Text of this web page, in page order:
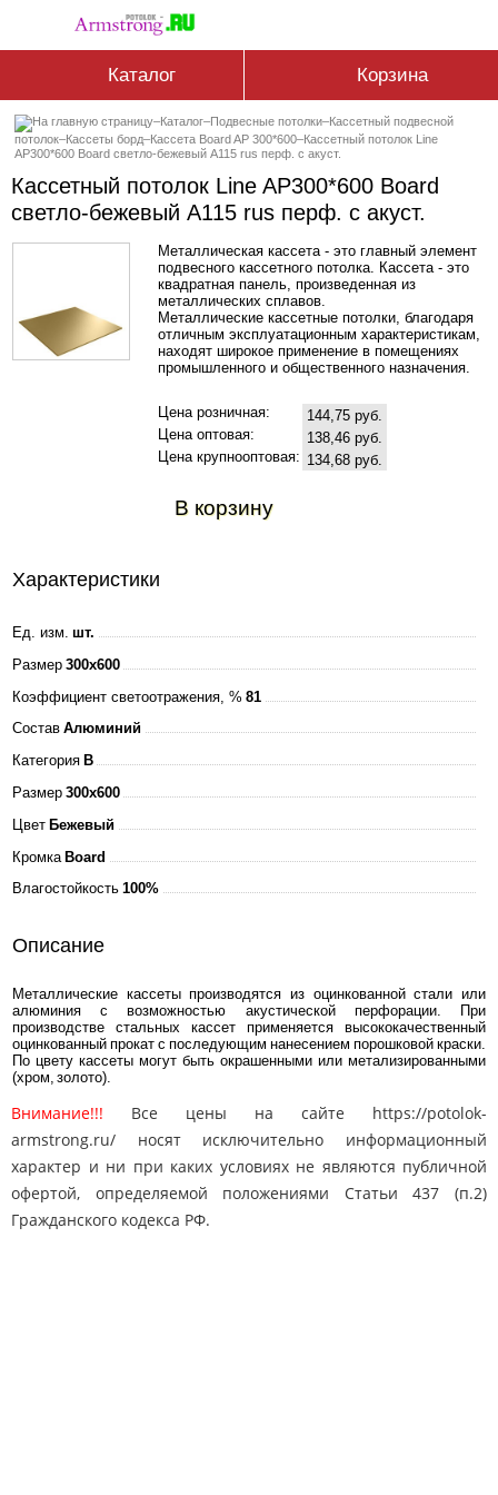
Каталог Корзина
–Каталог–Подвесные потолки–Кассетный подвесной
потолок–Кассеты борд–Кассета Board AP 300*600–Кассетный потолок Line
AP300*600 Board светло-бежевый А115 rus перф. с акуст.
Кассетный потолок Line AP300*600 Board
светло-бежевый А115 rus перф. с акуст.
Металлическая кассета - это главный элемент
подвесного кассетного потолка. Кассета - это
квадратная панель, произведенная из
металлических сплавов.
Металлические кассетные потолки, благодаря
отличным эксплуатационным характеристикам,
находят широкое применение в помещениях
промышленного и общественного назначения.
Цена розничная:
144,75 руб.
Цена оптовая:
138,46 руб.
Цена крупнооптовая: 134,68 руб.
В корзину
Характеристики
Ед. изм. шт.
Размер 300x600
Коэффициент светоотражения, % 81
Состав Алюминий
Категория B
Размер 300x600
Цвет Бежевый
Кромка Board
Влагостойкость 100%
Описание
Металлические кассеты производятся из оцинкованной стали или
алюминия с возможностью акустической перфорации. При
производстве стальных кассет применяется высококачественный
оцинкованный прокат с последующим нанесением порошковой краски.
По цвету кассеты могут быть окрашенными или метализированными
(хром, золото).
Внимание!!! Все цены на сайте https://potolok-
armstrong.ru/ носят исключительно информационный
характер и ни при каких условиях не являются публичной
офертой, определяемой положениями Статьи 437 (п.2)
Гражданского кодекса РФ.